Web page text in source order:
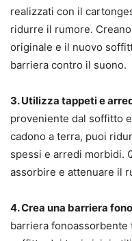
realizzati con il
ridurre il rumore.
originale e il nuovo
barriera contro il suono.
3. Utilizza tappeti e
proveniente dal soffitto
cadono a terra, puoi
spessi e arredi morbidi.
assorbire e attenuare il
4. Crea una barriera
barriera fonoassorbente